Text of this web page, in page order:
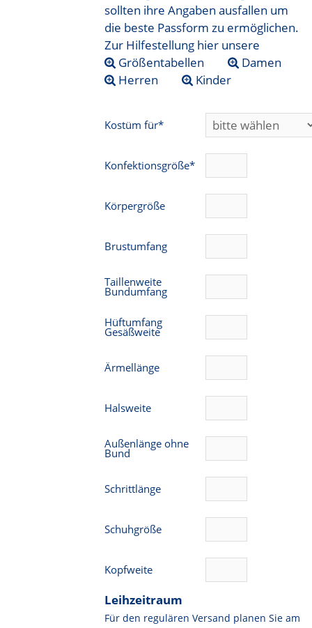
sollten ihre Angaben ausfallen um
die beste Passform zu ermöglichen.
Zur Hilfestellung hier unsere
Größentabellen
Damen
Herren
Kinder
Kostüm für*
Konfektionsgröße*
Körpergröße
Brustumfang
Taillenweite
Bundumfang
Hüftumfang
Gesäßweite
Ärmellänge
Halsweite
Außenlänge ohne
Bund
Schrittlänge
Schuhgröße
Kopfweite
Leihzeitraum
Für den regulären Versand planen Sie am